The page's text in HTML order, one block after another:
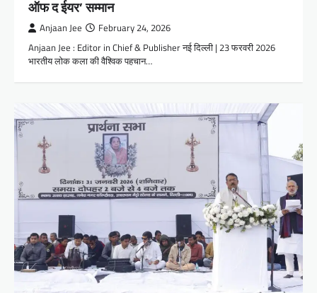
ऑफ द ईयर’ सम्मान
Anjaan Jee February 24, 2026
Anjaan Jee : Editor in Chief & Publisher नई दिल्ली | 23 फरवरी 2026
भारतीय लोक कला की वैश्विक पहचान…